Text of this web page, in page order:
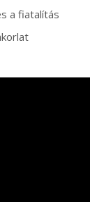
a fiatalítás